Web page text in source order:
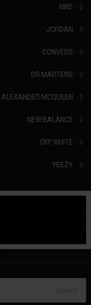
NIKE
JORDAN
CONVERS
DR.MARTENS
ALEXANDER MCQUEEN
NEW BALANCE
OFF WHITE
YEEZY